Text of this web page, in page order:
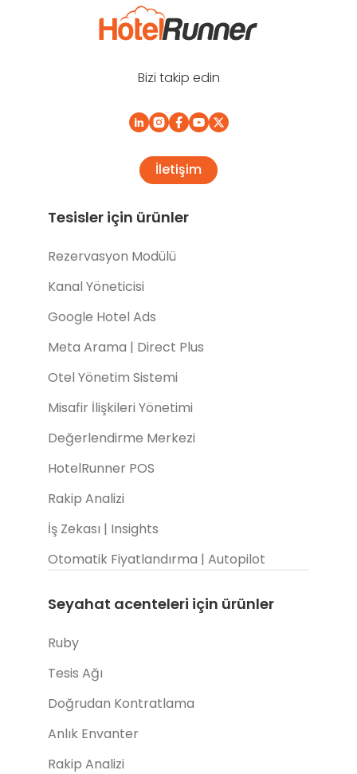
Bizi takip edin
İletişim
Tesisler için ürünler
Rezervasyon Modülü
Kanal Yöneticisi
Google Hotel Ads
Meta Arama | Direct Plus
Otel Yönetim Sistemi
Misafir İlişkileri Yönetimi
Değerlendirme Merkezi
HotelRunner POS
Rakip Analizi
İş Zekası | Insights
Otomatik Fiyatlandırma | Autopilot
Seyahat acenteleri için ürünler
Ruby
Tesis Ağı
Doğrudan Kontratlama
Anlık Envanter
Rakip Analizi